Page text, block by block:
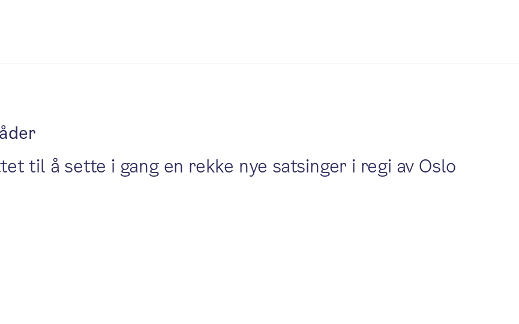
til å sette i gang en rekke nye satsinger i regi av Oslo